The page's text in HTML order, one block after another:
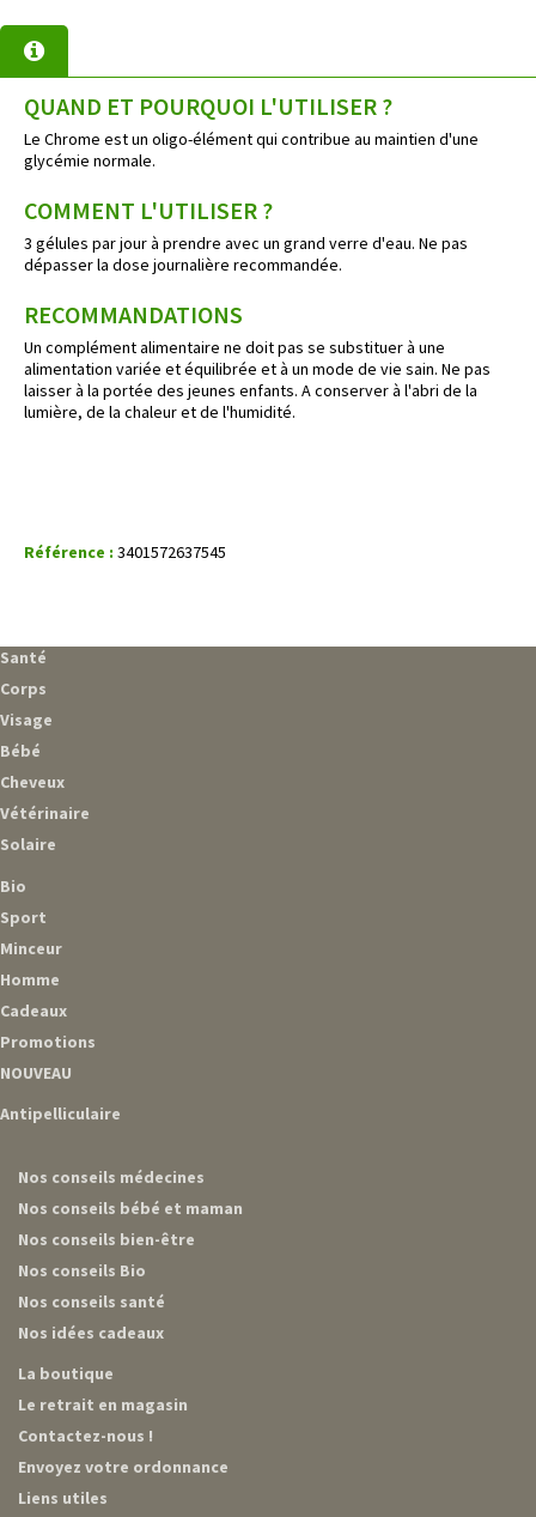
QUAND ET POURQUOI L'UTILISER ?
Le Chrome est un oligo-élément qui contribue au maintien d'une
glycémie normale.
COMMENT L'UTILISER ?
3 gélules par jour à prendre avec un grand verre d'eau. Ne pas
dépasser la dose journalière recommandée.
RECOMMANDATIONS
Un complément alimentaire ne doit pas se substituer à une
alimentation variée et équilibrée et à un mode de vie sain. Ne pas
laisser à la portée des jeunes enfants. A conserver à l'abri de la
lumière, de la chaleur et de l'humidité.
Référence : 3401572637545
Santé
Corps
Visage
Bébé
Cheveux
Vétérinaire
Solaire
Bio
Sport
Minceur
Homme
Cadeaux
Promotions
NOUVEAU
Antipelliculaire
Nos conseils médecines
Nos conseils bébé et maman
Nos conseils bien-être
Nos conseils Bio
Nos conseils santé
Nos idées cadeaux
La boutique
Le retrait en magasin
Contactez-nous !
Envoyez votre ordonnance
Liens utiles